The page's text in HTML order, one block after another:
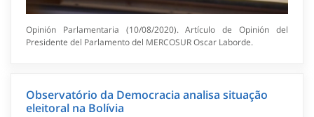
Opinión Parlamentaria (10/08/2020). Artículo de Opinión del
Presidente del Parlamento del MERCOSUR Oscar Laborde.
Observatório da Democracia analisa situação
eleitoral na Bolívia